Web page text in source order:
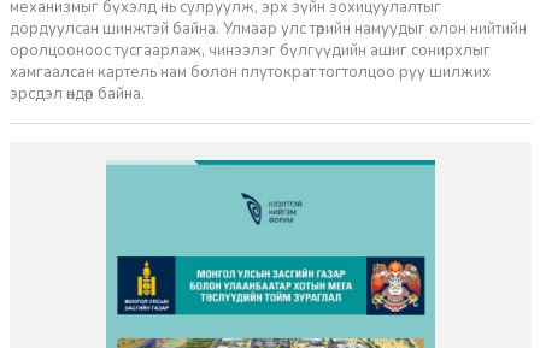
механизмыг бүхэлд нь сулруулж, эрх зүйн зохицуулалтыг
дордуулсан шинжтэй байна. Улмаар улс төрийн намуудыг олон нийтийн
оролцооноос тусгаарлаж, чинээлэг бүлгүүдийн ашиг сонирхлыг
хамгаалсан картель нам болон плутократ тогтолцоо руу шилжих
эрсдэл өндөр байна.